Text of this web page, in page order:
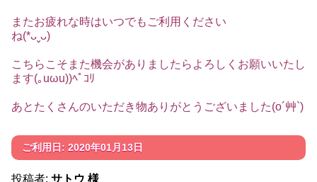
またお疲れな時はいつでもご利用ください
ね(*ᴗˬᴗ)
こちらこそまた機会がありましたらよろしくお願いいたし
ます(｡uωu))ﾍﾟｺﾘ
あとたくさんのいただき物ありがとうございました(o´艸`)
ご利用日: 2020年01月13日
投稿者: サトウ 様